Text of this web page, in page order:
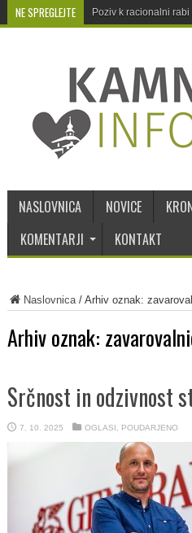
NE SPREGLEJTE Poziv k racionalni
NASLOVNICA NOVICE
KOMENTARJI
KONTAKT
Naslovnica/ Arhiv oznak:
Arhiv oznak:
Srčnost in odzivnost
7. 10. 2025 OGLASI POUDARJENO